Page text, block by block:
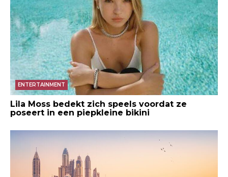
ENTERTAINMENT
Lila Moss bedekt zich speels voordat ze
poseert in een piepkleine bikini